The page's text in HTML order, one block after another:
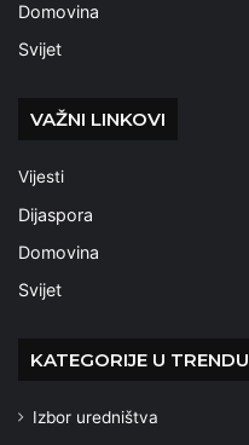
Domovina
Svijet
VAŽNI LINKOVI
Vijesti
Dijaspora
Domovina
Svijet
KATEGORIJE U TRENDU
Izbor uredništva